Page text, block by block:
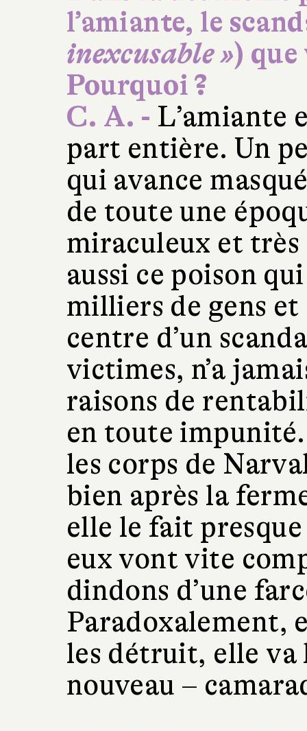
l’amiante, le
inexcusable »)
Pourquoi ?
C. A. - L’amiante
part entière. Un
qui avance
de toute une
miraculeux et
aussi ce poison
milliers de gens
centre d’un
victimes, n’a
raisons de
en toute
les corps de
bien après la
elle le fait
eux vont vite
dindons d’une
Paradoxalement,
les détruit, elle va
nouveau –